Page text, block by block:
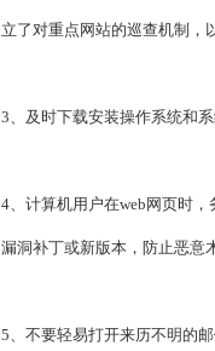
立了对重点网站的巡查机制，
3、及时下载安装操作系统和
4、计算机用户在web网页时
漏洞补丁或新版本，防止恶意
5、不要轻易打开来历不明的